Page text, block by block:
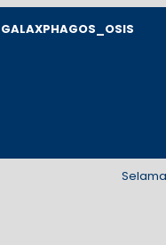
GALAXPHAGOS_OSIS
Selamat